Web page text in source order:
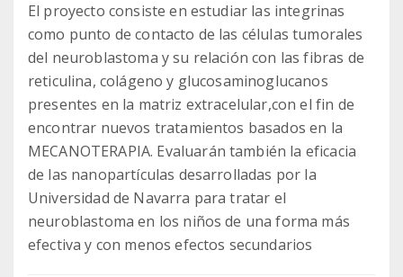
El proyecto consiste en estudiar las integrinas
como punto de contacto de las células tumorales
del neuroblastoma y su relación con las fibras de
reticulina, colágeno y glucosaminoglucanos
presentes en la matriz extracelular,con el fin de
encontrar nuevos tratamientos basados en la
MECANOTERAPIA. Evaluarán también la eficacia
de las nanopartículas desarrolladas por la
Universidad de Navarra para tratar el
neuroblastoma en los niños de una forma más
efectiva y con menos efectos secundarios